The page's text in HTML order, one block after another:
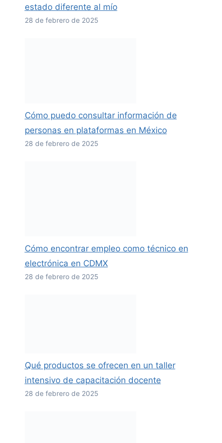
estado diferente al mío
28 de febrero de 2025
Cómo puedo consultar información de
personas en plataformas en México
28 de febrero de 2025
Cómo encontrar empleo como técnico en
electrónica en CDMX
28 de febrero de 2025
Qué productos se ofrecen en un taller
intensivo de capacitación docente
28 de febrero de 2025